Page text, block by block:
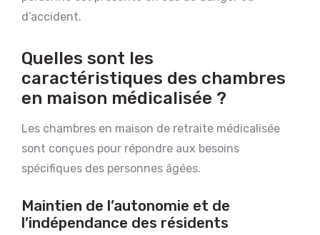
d’accident.
Quelles sont les
caractéristiques des chambres
en maison médicalisée ?
Les chambres en maison de retraite médicalisée
sont conçues pour répondre aux besoins
spécifiques des personnes âgées.
Maintien de l’autonomie et de
l’indépendance des résidents